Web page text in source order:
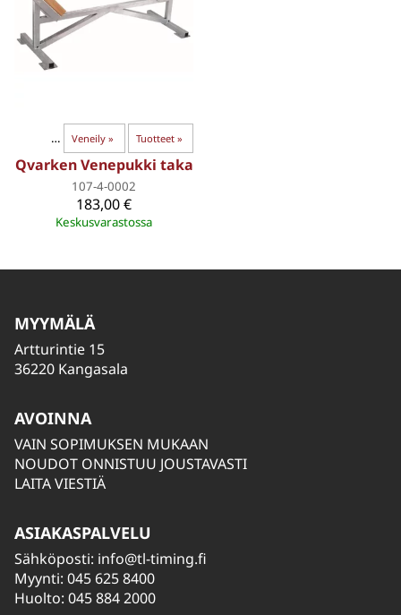
Tuotteet ‪»
Veneily ‪»
Qvarken Venepukki taka
107-4-0002
183,00 €
Keskusvarastossa
MYYMÄLÄ
Artturintie 15
36220 Kangasala
AVOINNA
VAIN SOPIMUKSEN MUKAAN
NOUDOT ONNISTUU JOUSTAVASTI
LAITA VIESTIÄ
ASIAKASPALVELU
Sähköposti: info@tl-timing.fi
Myynti: 045 625 8400
Huolto: 045 884 2000